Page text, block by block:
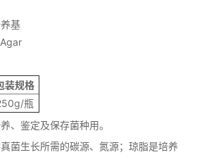
基
装规格
瓶
、鉴定及保存菌种用。
菌生长所需的碳源、氮源；琼脂是培养